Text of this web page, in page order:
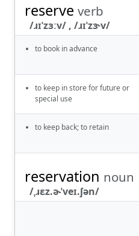
reserve verb
/ɹɪˈzɜːv/ , /ɹɪˈzɝv/
to book in advance
to keep in store for future or
special use
to keep back; to retain
reservation noun
/ˌɹɛz.ɚˈveɪ.ʃən/